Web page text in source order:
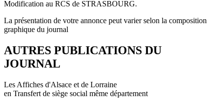
Modification au RCS de STRASBOURG.
La présentation de votre annonce peut varier selon la composition
graphique du journal
AUTRES PUBLICATIONS DU
JOURNAL
Les Affiches d'Alsace et de Lorraine
en Transfert de siège social même département